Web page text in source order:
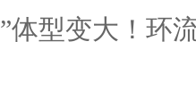
体型变大！环